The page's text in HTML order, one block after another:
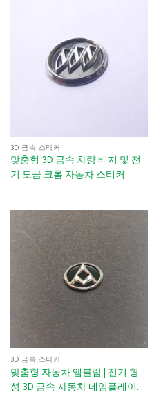
3D 금속 스티커
맞춤형 3D 금속 차량 배지 및 전
기 도금 크롬 자동차 스티커
3D 금속 스티커
맞춤형 자동차 엠블럼 | 전기 형
성 3D 금속 자동차 네임플레이트